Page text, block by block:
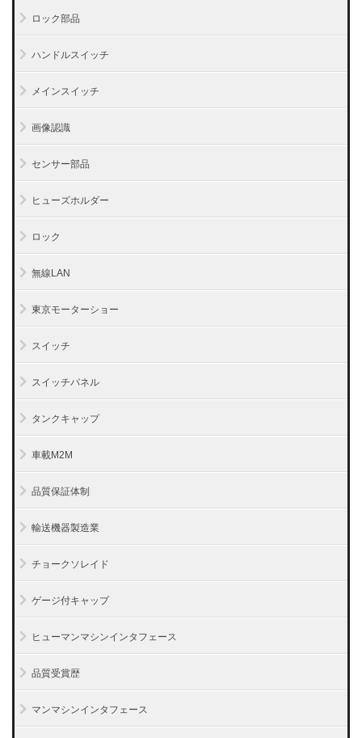
ロック部品
ハンドルスイッチ
メインスイッチ
画像認識
センサー部品
ヒューズホルダー
ロック
無線LAN
東京モーターショー
スイッチ
スイッチパネル
タンクキャップ
車載M2M
品質保証体制
輸送機器製造業
チョークソレイド
ゲージ付キャップ
ヒューマンマシンインタフェース
品質受賞歴
マンマシンインタフェース